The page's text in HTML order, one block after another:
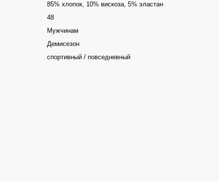
85% хлопок, 10% вискоза, 5% эластан
48
Мужчинам
Демисезон
спортивный / повседневный